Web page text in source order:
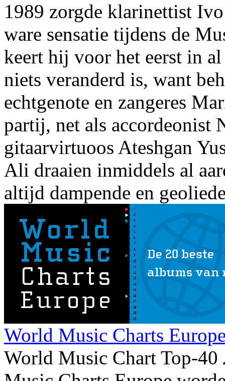
1989 zorgde klarinettist
ware sensatie tijdens de
keert hij voor het eerst in
niets veranderd is, want
echtgenote en zangeres
partij, net als accordeonist
gitaarvirtuoos Ateshgan
Ali draaien inmiddels al
altijd dampende en
World Music Charts
World Music Chart Top-40